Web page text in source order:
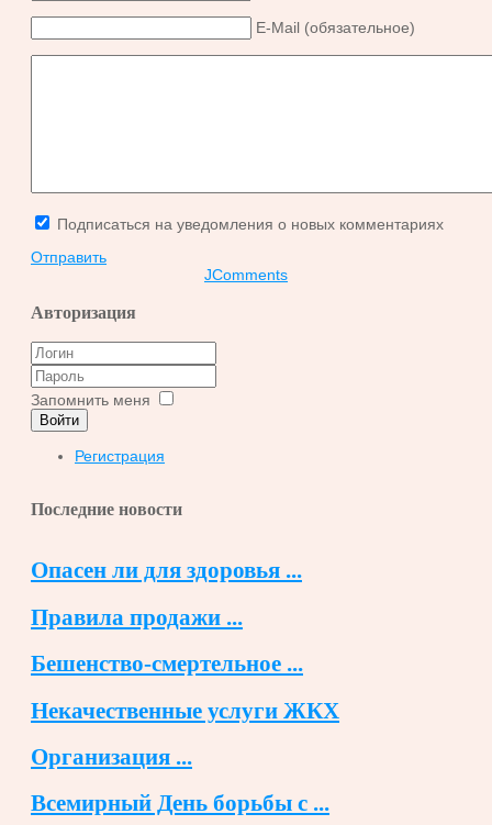
E-Mail (обязательное)
Подписаться на уведомления о новых комментариях
Отправить
JComments
Авторизация
Запомнить меня
Войти
Регистрация
Последние новости
Опасен ли для здоровья ...
Правила продажи ...
Бешенство-смертельное ...
Некачественные услуги ЖКХ
Организация ...
Всемирный День борьбы с ...